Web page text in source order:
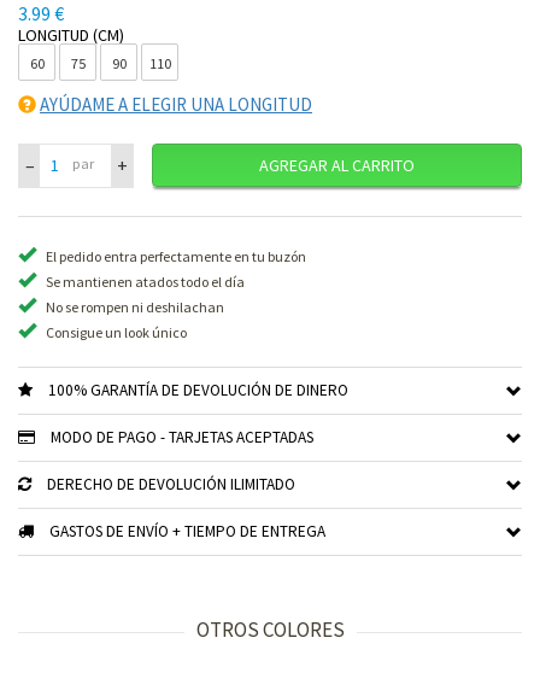
3.99 €
LONGITUD (CM)
60 75 90 110
AYÚDAME A ELEGIR UNA LONGITUD
– par + AGREGAR AL CARRITO
El pedido entra perfectamente en tu buzón
Se mantienen atados todo el día
No se rompen ni deshilachan
Consigue un look único
100% GARANTÍA DE DEVOLUCIÓN DE DINERO
MODO DE PAGO - TARJETAS ACEPTADAS
DERECHO DE DEVOLUCIÓN ILIMITADO
GASTOS DE ENVÍO + TIEMPO DE ENTREGA
OTROS COLORES